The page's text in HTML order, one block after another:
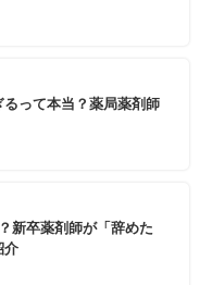
って本当？薬局薬剤師
新卒薬剤師が「辞めた
介